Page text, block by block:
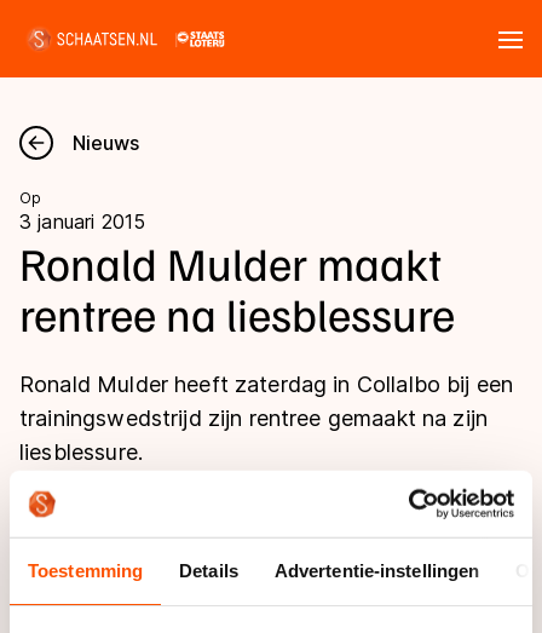
Toestemming Details Advertentie-instellingen
Nieuws
Kalender
Disciplines
Langebaan
Shorttrack
Inlineskaten
Kunstschaatsen
Schoonrijden
Uitslagen
Langebaan
Shorttrack
Marathon
Inlineskaten
Tijden & historie
Ranglijsten Langebaan
Persoonlijke records & tijden
Historie & statistiek
De weg op
Inschrijven wedstrijden
Nieuws
Op
3 januari 2015
Ronald Mulder maakt
rentree na liesblessure
Ronald Mulder heeft zaterdag in Collalbo bij een
trainingswedstrijd zijn rentree gemaakt na zijn
liesblessure.